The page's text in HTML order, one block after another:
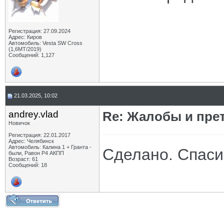
Регистрация: 27.09.2024
Адрес: Киров
Автомобиль: Vesta SW Cross
(1,6МТ/2019)
Сообщений: 1,127
21.03.2025, 10:02
andrey.vlad
Новичок
Регистрация: 22.01.2017
Адрес: Челябинск
Автомобиль: Калина 1 + Гранта -
были, Равон Р4 АКПП
Возраст: 61
Сообщений: 18
Re: Жалобы и
Сделано.